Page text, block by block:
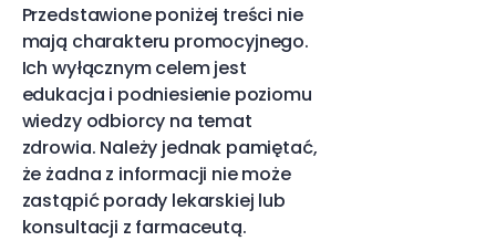
Przedstawione poniżej treści nie
mają charakteru promocyjnego.
Ich wyłącznym celem jest
edukacja i podniesienie poziomu
wiedzy odbiorcy na temat
zdrowia. Należy jednak pamiętać,
że żadna z informacji nie może
zastąpić porady lekarskiej lub
konsultacji z farmaceutą.